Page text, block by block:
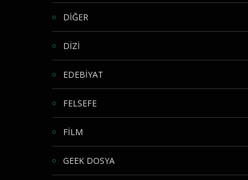
DİĞER
DİZİ
EDEBİYAT
FELSEFE
FİLM
GEEK DOSYA